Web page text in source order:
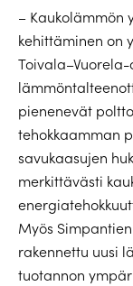
– Kaukolämmön
kehittäminen on
pienenevät
tehokkaamman
savukaasujen
merkittävästi
Myös
rakennettu uusi
tuotannon